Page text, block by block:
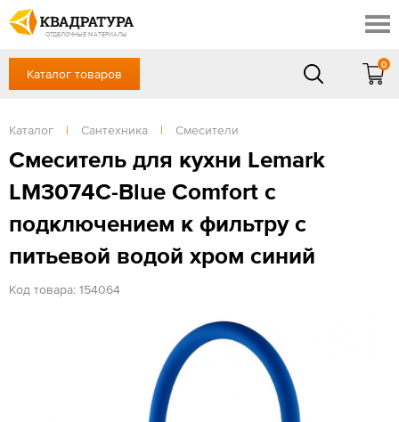
ОТДЕЛОЧНЫЕ МАТЕРИАЛЫ
Профи
Контакты
Доставка и оплата
Выставочный зал
Готовые решения
Отзывы
+7 (861) 217-94-70
Сб, Вс — выходной
ЗАКАЗАТЬ ЗВОНОК
Вход / Регистрация
Каталог товаров
0
Каталог | Сантехника | Смесители
Смеситель для кухни Lemark
LM3074C-Blue Comfort с
подключением к фильтру с
питьевой водой хром синий
Код товара: 154064